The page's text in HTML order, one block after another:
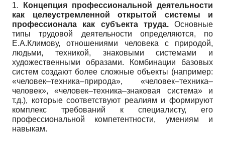
1.
Концепция профессиональной деятельности
как целеустремленной открытой системы и
профессионала как субъекта труда.Основные
типы трудовой деятельности определяются, по
Е.А.Климову, отношениями человека с природой,
людьми, техникой, знаковыми системами и
художественными образами. Комбинации базовых
систем создают более сложные объекты (например:
«человек–техника–природа», «человек–техника–
человек», «человек–техника–знаковая система» и
т.д.), которые соответствуют реалиям и формируют
комплекс требований к специалисту, его
профессиональной компетентности, умениям и
навыкам.